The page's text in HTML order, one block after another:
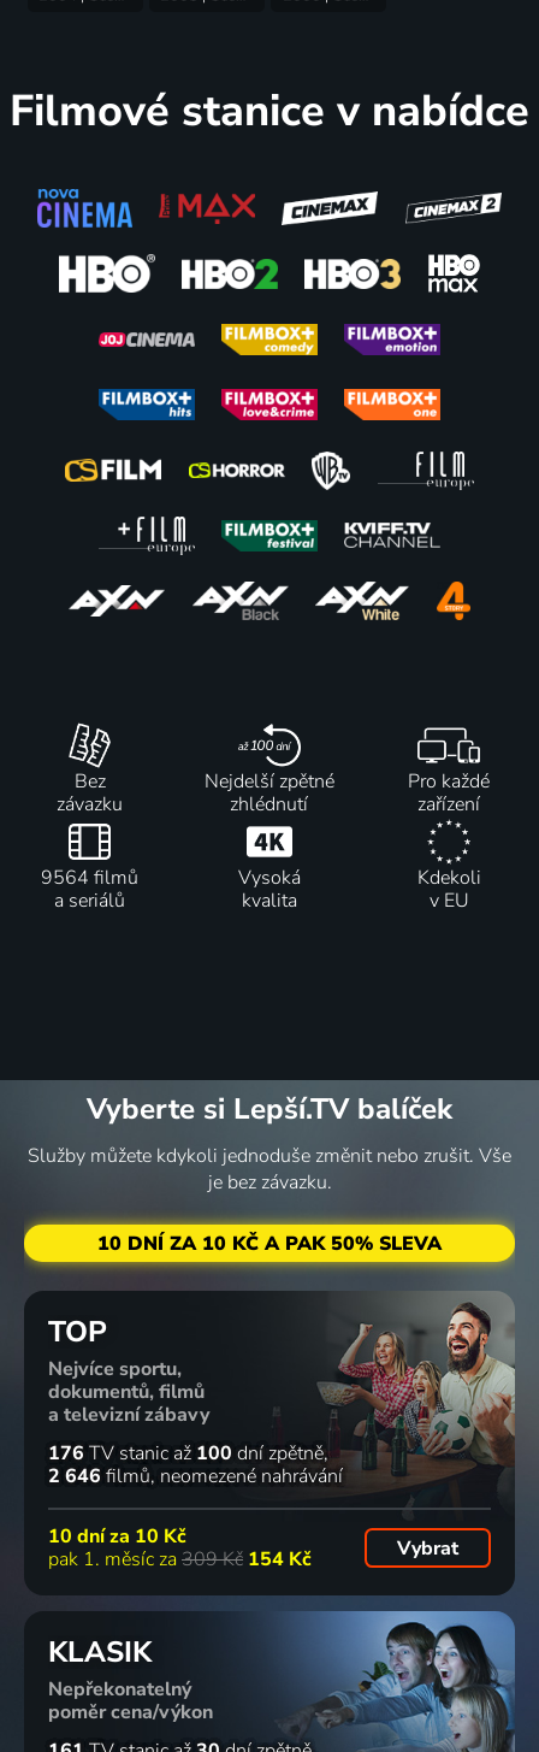
Filmové stanice v nabídce
Bez
závazku
Nejdelší zpětné
zhlédnutí
Pro každé
zařízení
9564 filmů
a seriálů
Vysoká
kvalita
Kdekoli
v EU
Vyberte si Lepší.TV balíček
Služby můžete kdykoli jednoduše změnit nebo zrušit. Vše
je bez závazku.
10 DNÍ ZA 10 KČ A PAK 50% SLEVA
TOP
Nejvíce sportu,
dokumentů, filmů
a televizní zábavy
176 TV stanic až 100 dní zpětně
2 646 filmů neomezené nahrávání
10 dní za 10 Kč
pak 1. měsíc za 309 Kč 154 Kč Vybrat
KLASIK
Nepřekonatelný
poměr cena/výkon